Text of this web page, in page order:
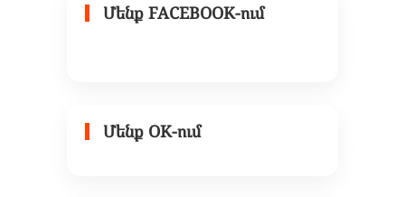
Մենք FACEBOOK-ում
Մենք OK-ում